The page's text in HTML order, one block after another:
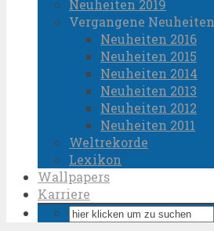
Neuheiten 2019
Vergangene Neuheiten
Neuheiten 2016
Neuheiten 2015
Neuheiten 2014
Neuheiten 2013
Neuheiten 2012
Neuheiten 2011
Weltrekorde
Lexikon
Wallpapers
Karriere